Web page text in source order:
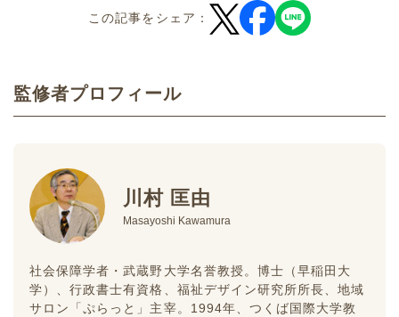
この記事をシェア：
監修者プロフィール
川村 匡由
Masayoshi Kawamura
社会保障学者・武蔵野大学名誉教授。博士（早稲田大
学）、行政書士有資格、福祉デザイン研究所所長、地域
サロン「ぷらっと」主宰。1994年、つくば国際大学教